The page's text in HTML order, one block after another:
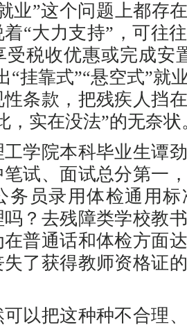
业”这个问题上都存
“大力支持”，可往
受税收优惠或完成安
“挂靠式”“悬空式”就
条款，把残疾人挡
，实在没法”的无奈状
院本科毕业生谭劲
试、面试总分第一
务员录用体检通用
？去残障类学校教
普通话和体检方面
了获得教师资格证
把这种种不合理、